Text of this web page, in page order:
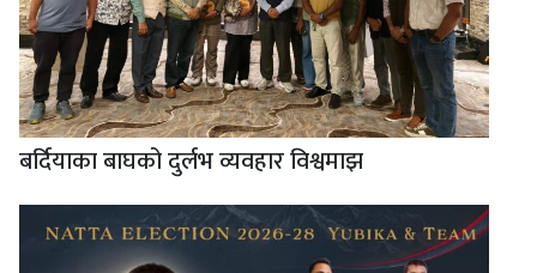
बर्दियाका बाघको दुर्लभ व्यवहार विश्वमाझ